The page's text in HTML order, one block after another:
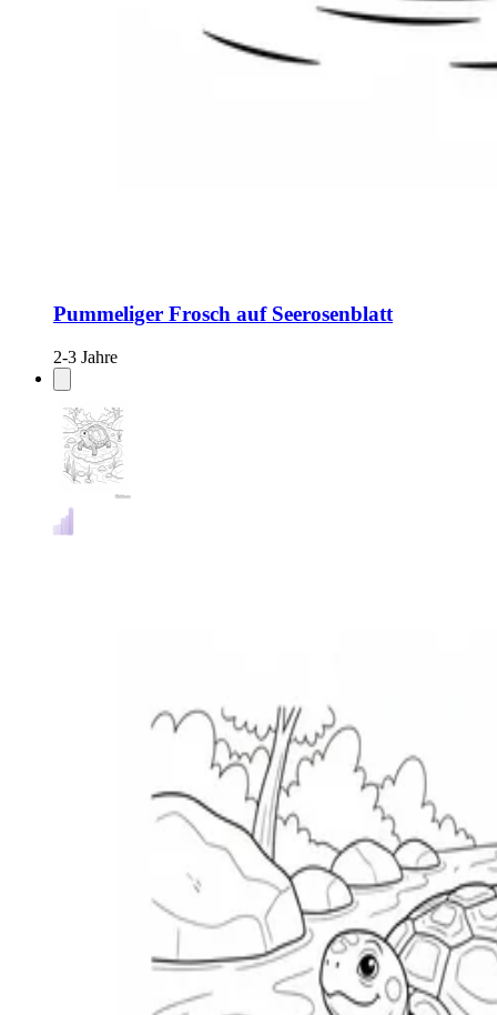
Pummeliger Frosch auf Seerosenblatt
2-3 Jahre